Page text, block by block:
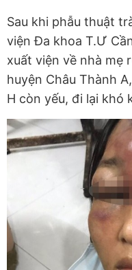
Sau khi phẫu thuật
viện Đa khoa T.Ư
xuất viện về nhà mẹ
huyện Châu Thành
H còn yếu, đi lại khó